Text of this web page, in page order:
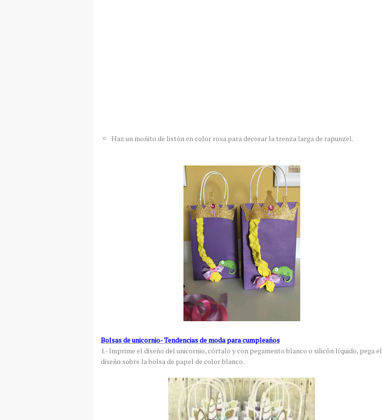
Haz un moñito de listón en color rosa para decorar la trenza larga de rapunzel.
Bolsas de unicornio- Tendencias de moda para cumpleaños
1.- Imprime el diseño del unicornio, córtalo y con pegamento blanco o silicón líquido, pega el
diseño sobre la bolsa de papel de color blanco.